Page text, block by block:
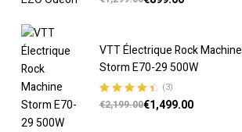
VTT Électrique Rock Machine
Storm E70-29 500W
Note4.67
(3)
€2,199.00€1,499.00